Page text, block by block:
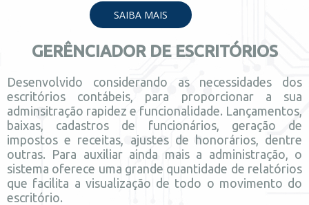
SAIBA MAIS
GERÊNCIADOR DE ESCRITÓRIOS
Desenvolvido considerando as necessidades dos
escritórios contábeis, para proporcionar a sua
adminsitração rapidez e funcionalidade. Lançamentos,
baixas, cadastros de funcionários, geração de
impostos e receitas, ajustes de honorários, dentre
outras. Para auxiliar ainda mais a administração, o
sistema oferece uma grande quantidade de relatórios
que facilita a visualização de todo o movimento do
escritório.